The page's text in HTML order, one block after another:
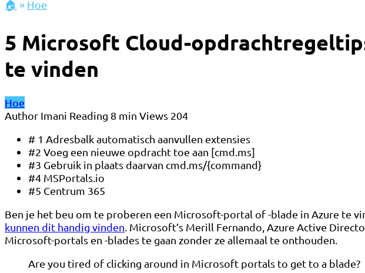
🏠 » Hoe
5 Microsoft Cloud-
te vinden
Hoe
Author Imani Reading 8 min Views 204
# 1 Adresbalk automatisch aanvullen extensies
#2 Voeg een nieuwe opdracht toe aan [cmd.ms]
#3 Gebruik in plaats daarvan cmd.ms/{command}
#4 MSPortals.io
#5 Centrum 365
Ben je het beu om te proberen een Microsoft-portal of -blade in Azure te
kunnen dit handig vinden. Microsoft’s Merill Fernando, Azure Active
Microsoft-portals en -blades te gaan zonder ze allemaal te onthouden.
Are you tired of clicking around in Microsoft portals to get to a blade?